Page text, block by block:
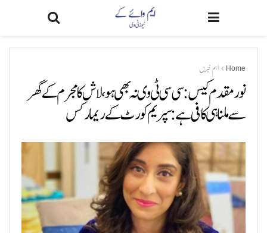
Home اہم خبریں
نور مقدم کیس: سی سی ٹی وی نہ بھی ہو، لاش کا مجرم کے گھر
سے ملنا ہی کافی ہے: سپریم کورٹ کے ریمارکس